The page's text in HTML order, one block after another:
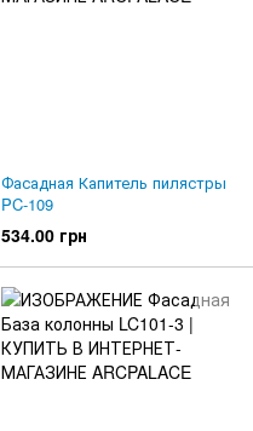
Фасадная Капитель пилястры
PC-109
534.00 грн